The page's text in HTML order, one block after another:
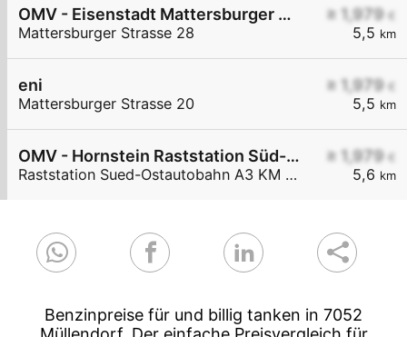
≥ 1,979 €
5,5 km
OMV - Eisenstadt Mattersburger Straße 28
Mattersburger Strasse 28
≥ 1,979 €
5,5 km
eni
Mattersburger Strasse 20
≥ 1,979 €
5,6 km
OMV - Hornstein Raststation Süd-Ostautobahn A3 KM 27,6
Raststation Sued-Ostautobahn A3 KM 27,6
Benzinpreise für und billig tanken in 7052